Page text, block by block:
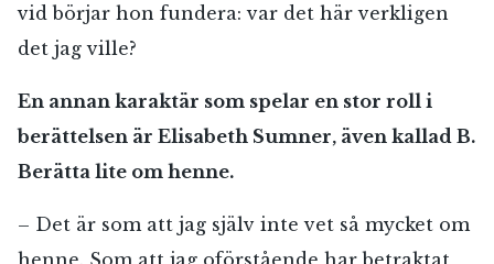
vid börjar hon fundera: var det här verkligen
det jag ville?
En annan karaktär som spelar en stor roll i
berättelsen är Elisabeth Sumner, även kallad B.
Berätta lite om henne.
– Det är som att jag själv inte vet så mycket om
henne. Som att jag oförstående har betraktat